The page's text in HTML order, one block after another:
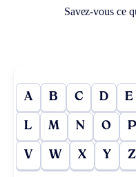
Savez-vous ce
A B C D E
L M N O P
V W X Y Z